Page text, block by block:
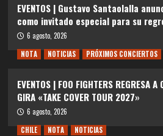
EVENTOS | Gustavo Santaolalla
como invitado especial para su
6 agosto, 2026
NOTA
NOTICIAS PRÓXIMOS CONCIERTOS
EVENTOS | FOO FIGHTERS REGRESA
GIRA «TAKE COVER TOUR 2027»
6 agosto, 2026
CHILE
NOTA NOTICIAS